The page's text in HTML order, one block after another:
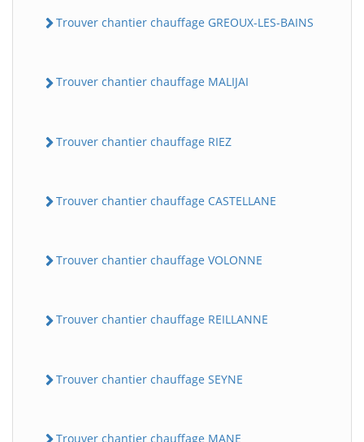
Trouver chantier chauffage GREOUX-LES-BAINS
Trouver chantier chauffage MALIJAI
Trouver chantier chauffage RIEZ
Trouver chantier chauffage CASTELLANE
Trouver chantier chauffage VOLONNE
Trouver chantier chauffage REILLANNE
Trouver chantier chauffage SEYNE
Trouver chantier chauffage MANE